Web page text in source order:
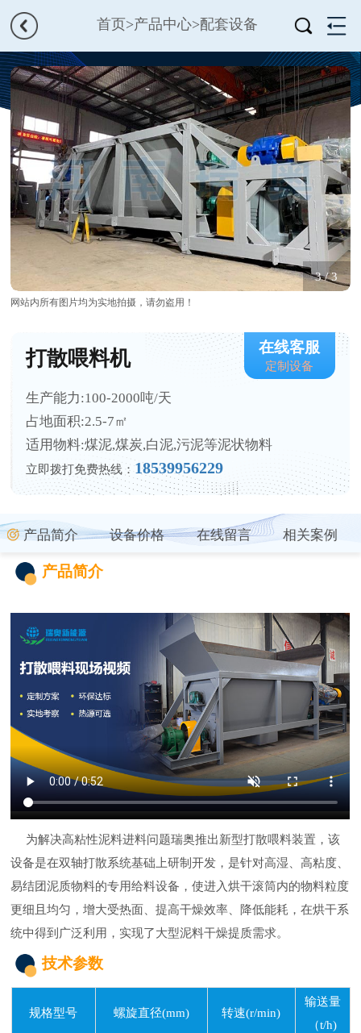
首页>产品中心>配套设备
1/3
网站内所有图片均为实地拍摄，请勿盗用！
打散喂料机
生产能力:100-2000吨/天
占地面积:2.5-7㎡
适用物料:煤泥,煤炭,白泥,污泥等泥状物料
立即拨打免费热线：18539956229
在线客服
定制设备
产品简介 设备价格 在线留言 相关案例
产品简介
为解决高粘性泥料进料问题瑞奥推出新型打散喂料装置，该
设备是在双轴打散系统基础上研制开发，是针对高湿、高粘度、
易结团泥质物料的专用给料设备，使进入烘干滚筒内的物料粒度
更细且均匀，增大受热面、提高干燥效率、降低能耗，在烘干系
统中得到广泛利用，实现了大型泥料干燥提质需求。
技术参数
规格型号 螺旋直径(mm) 转速(r/min)
输送量
（t/h)